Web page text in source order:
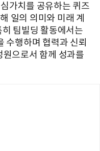
가치를 공유하는 퀴즈
일의 의미와 미래 계
팀빌딩 활동에서는
수행하며 협력과 신뢰
으로서 함께 성과를